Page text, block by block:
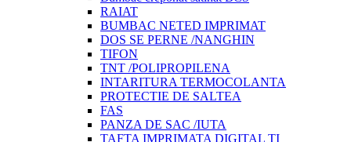
RAIAT
BUMBAC NETED IMPRIMAT
DOS SE PERNE /NANGHIN
TIFON
TNT /POLIPROPILENA
INTARITURA TERMOCOLANTA
PROTECTIE DE SALTEA
FAS
PANZA DE SAC /IUTA
TAFTA IMPRIMATA DIGITAL TI